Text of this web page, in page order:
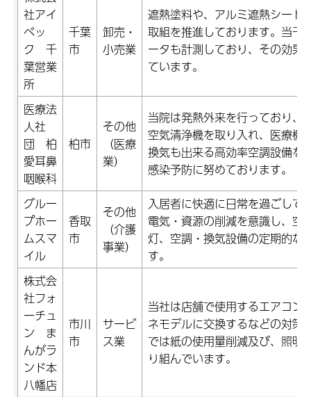
社アイ
ベッ
ク 千
葉営業
所
千葉
市
卸売・
小売業
遮熱塗料や、アルミ遮熱シート
取組を推進しております。当千
ータも計測しており、その効果
ています。
医療法
人社
団 柏
愛耳鼻
咽喉科
柏市
その他
（医療
業）
当院は発熱外来を行っており、
空気清浄機を取り入れ、医療機
換気も出来る高効率空調設備を
感染予防に努めております。
グルー
プホー
ムスマ
イル
香取
市
その他
（介護
事業）
入居者に快適に日常を過ごして
電気・資源の削減を意識し、空
灯、空調・換気設備の定期的な
す。
株式会
社フォ
ーチュ
ン ま
んがラ
ンド本
八幡店
市川
市
サービ
ス業
当社は店舗で使用するエアコン
ネモデルに交換するなどの対策
では紙の使用量削減及び、照明
り組んでいます。